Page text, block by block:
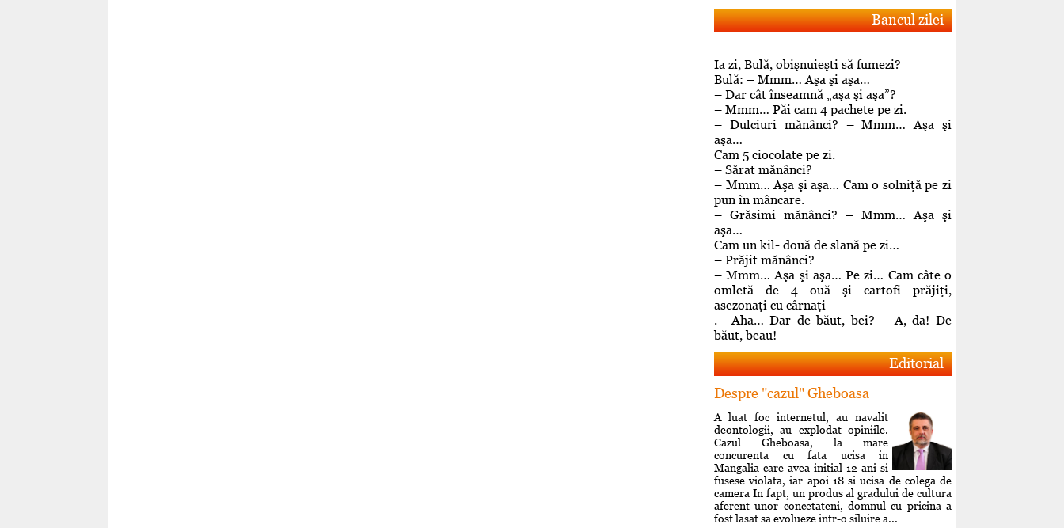
Bancul zilei
Ia zi, Bulă, obişnuieşti să fumezi?
Bulă: – Mmm… Aşa şi aşa…
– Dar cât înseamnă „aşa şi aşa”?
– Mmm… Păi cam 4 pachete pe zi.
– Dulciuri mănânci? – Mmm… Aşa şi
aşa…
Cam 5 ciocolate pe zi.
– Sărat mănânci?
– Mmm… Aşa şi aşa… Cam o solniţă pe zi
pun în mâncare.
– Grăsimi mănânci? – Mmm… Aşa şi
aşa…
Cam un kil- două de slană pe zi…
– Prăjit mănânci?
– Mmm… Aşa şi aşa… Pe zi… Cam câte o
omletă de 4 ouă şi cartofi prăjiţi,
asezonaţi cu cârnaţi
.– Aha… Dar de băut, bei? – A, da! De
băut, beau!
Editorial
Despre "cazul" Gheboasa
A luat foc internetul, au navalit
deontologii, au explodat opiniile.
Cazul Gheboasa, la mare
concurenta cu fata ucisa in
Mangalia care avea initial 12 ani si
fusese violata, iar apoi 18 si ucisa de colega de
camera In fapt, un produs al gradului de cultura
aferent unor concetateni, domnul cu pricina a
fost lasat sa evolueze intr-o siluire a...